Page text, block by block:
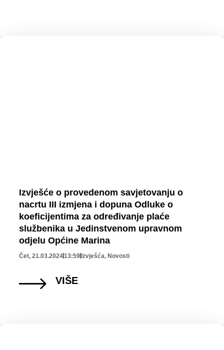
Izvješće o provedenom savjetovanju o
nacrtu III izmjena i dopuna Odluke o
koeficijentima za određivanje plaće
službenika u Jedinstvenom upravnom
odjelu Općine Marina
Čet, 21.03.202413:59Izvješća, Novosti
VIŠE